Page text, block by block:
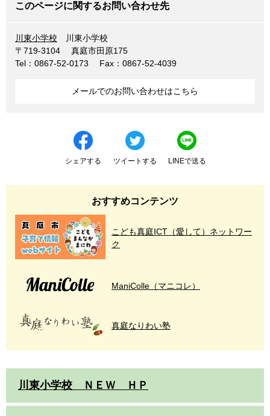
このページに関するお問い合わせ先
川東小学校
川東小学校
〒719-3104
真庭市田原175
Tel：0867-52-0173
Fax：0867-52-4039
メールでのお問い合わせはこちら
シェアする ツイートする LINEで送る
おすすめコンテンツ
こども真庭ICT（愛して）ネットワー
ク
ManiColle（マニコレ）
真庭なりわい塾
川東小学校 ＮＥＷ ＨＰ